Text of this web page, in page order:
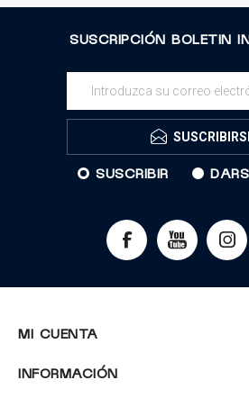
SUSCRIPCIÓN BOLETIN
SUSCRIBIR
MI CUENTA
INFORMACIÓN